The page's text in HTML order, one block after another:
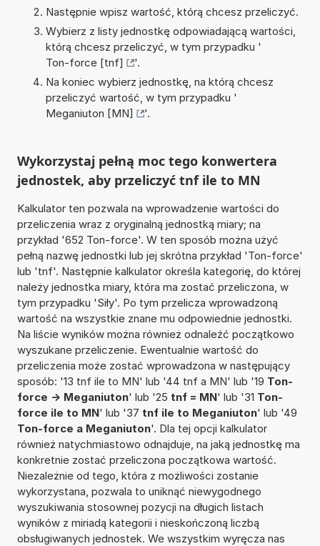
Następnie wpisz wartość, którą chcesz przeliczyć.
Wybierz z listy jednostkę odpowiadającą wartości,
którą chcesz przeliczyć, w tym przypadku '
Ton-force [tnf]
'.
Na koniec wybierz jednostkę, na którą chcesz
przeliczyć wartość, w tym przypadku '
Meganiuton [MN]
'.
Wykorzystaj pełną moc tego konwertera
jednostek, aby przeliczyć tnf ile to MN
Kalkulator ten pozwala na wprowadzenie wartości do
przeliczenia wraz z oryginalną jednostką miary; na
przykład '652 Ton-force'. W ten sposób można użyć
pełną nazwę jednostki lub jej skrótna przykład 'Ton-force'
lub 'tnf'. Następnie kalkulator określa kategorię, do której
należy jednostka miary, która ma zostać przeliczona, w
tym przypadku 'Siły'. Po tym przelicza wprowadzoną
wartość na wszystkie znane mu odpowiednie jednostki.
Na liście wyników można również odnaleźć początkowo
wyszukane przeliczenie. Ewentualnie wartość do
przeliczenia może zostać wprowadzona w następujący
sposób: '13 tnf ile to MN' lub '44 tnf a MN' lub '19 Ton-
force -> Meganiuton' lub '25 tnf = MN' lub '31 Ton-
force ile to MN' lub '37 tnf ile to Meganiuton' lub '49
Ton-force a Meganiuton'. Dla tej opcji kalkulator
również natychmiastowo odnajduje, na jaką jednostkę ma
konkretnie zostać przeliczona początkowa wartość.
Niezależnie od tego, która z możliwości zostanie
wykorzystana, pozwala to uniknąć niewygodnego
wyszukiwania stosownej pozycji na długich listach
wyników z miriadą kategorii i nieskończoną liczbą
obsługiwanych jednostek. We wszystkim wyręcza nas